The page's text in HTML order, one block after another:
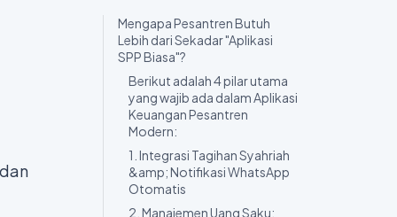
Mengapa Pesantren Butuh
Lebih dari Sekadar "Aplikasi
SPP Biasa"?
Berikut adalah 4 pilar utama
yang wajib ada dalam Aplikasi
Keuangan Pesantren
Modern:
1. Integrasi Tagihan Syahriah
&amp; Notifikasi WhatsApp
Otomatis
2. Manajemen Uang Saku: